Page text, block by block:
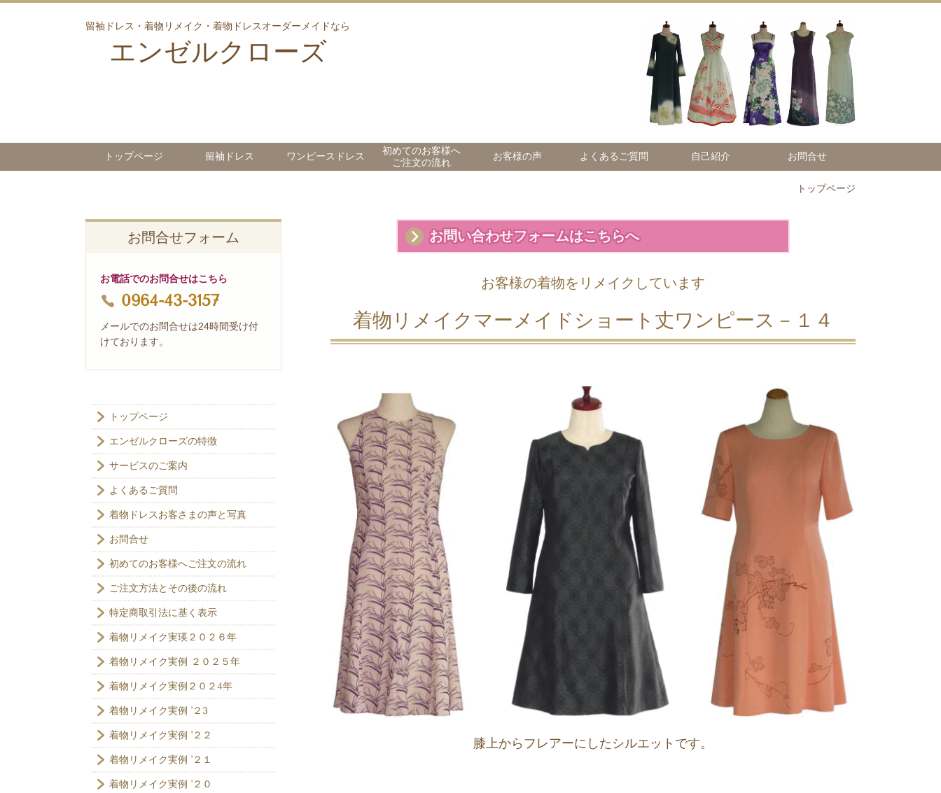
留袖ドレス・着物リメイク・着物ドレスオーダーメイドなら
エンゼルクローズ
トップページ 留袖ドレス ワンピースドレス
初めてのお客様へ
ご注文の流れ
お客様の声 よくあるご質問 自己紹介 お問合せ
トップページ
お問い合わせフォームはこちらへ
お客様の着物をリメイクしています
着物リメイクマーメイドショート丈ワンピース－１４
膝上からフレアーにしたシルエットです。
お問合せフォーム
お電話でのお問合せはこちら
0964-43-3157
メールでのお問合せは24時間受け付
けております。
トップページ
エンゼルクローズの特徴
サービスのご案内
よくあるご質問
着物ドレスお客さまの声と写真
お問合せ
初めてのお客様へご注文の流れ
ご注文方法とその後の流れ
特定商取引法に基く表示
着物リメイク実瑛２０２６年
着物リメイク実例 ２０２５年
着物リメイク実例２０２4年
着物リメイク実例 '２3
着物リメイク実例 '２２
着物リメイク実例 '２１
着物リメイク実例 '２０